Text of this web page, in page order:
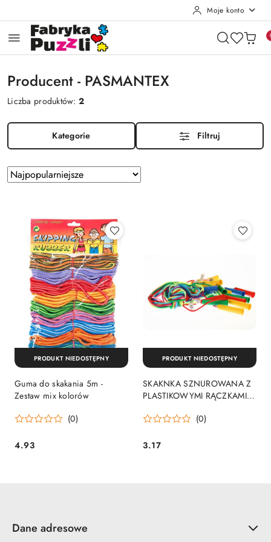
Moje konto
Producent - PASMANTEX
Liczba produktów:2
Kategorie Filtruj
Zastosowano
sortowanie:
Sortuj
według
Guma do skakania 5m -
Zestaw mix kolorów
(0)
Cena:
4.93
PRODUKT NIEDOSTĘPNY
SKAKNKA SZNUROWANA Z
PLASTIKOWYMI RĄCZKAMI
PASMANTEX (0)
Cena:
3.17
PRODUKT NIEDOSTĘPNY
Dane adresowe